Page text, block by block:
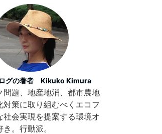
グの著者 Kikuko Kimura
問題、地産地消、都市農地
対策に取り組むべくエコフ
社会実現を提案する環境オ
。行動派。